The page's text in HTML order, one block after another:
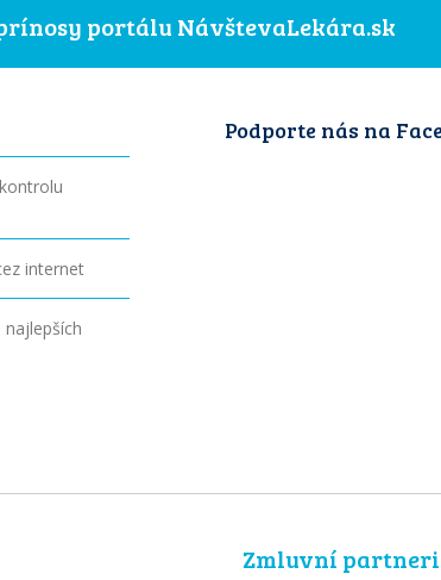
portálu NávštevaLekára.sk
internet
najlepších
Podporte nás na
Zmluvní